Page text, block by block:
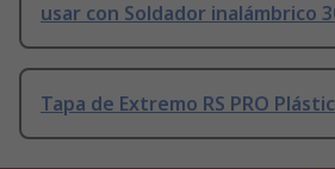
usar con Soldador inalámbrico
Tapa de Extremo RS PRO